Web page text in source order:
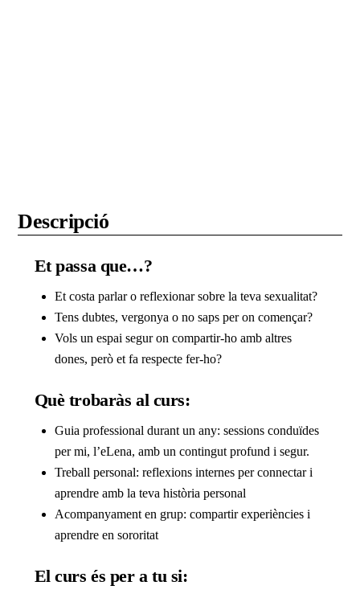
Descripció
Et passa que…?
Et costa parlar o reflexionar sobre la teva sexualitat?
Tens dubtes, vergonya o no saps per on començar?
Vols un espai segur on compartir-ho amb altres
dones, però et fa respecte fer-ho?
Què trobaràs al curs:
Guia professional durant un any: sessions conduïdes
per mi, l’eLena, amb un contingut profund i segur.
Treball personal: reflexions internes per connectar i
aprendre amb la teva història personal
Acompanyament en grup: compartir experiències i
aprendre en sororitat
El curs és per a tu si: